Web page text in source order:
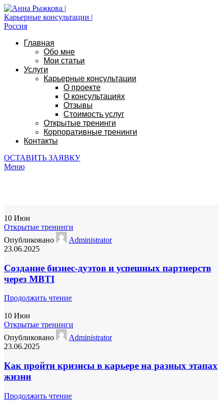
Главная
Обо мне
Мои статьи
Услуги
Карьерные консультации
О проекте
О консультациях
Отзывы
Стоимость услуг
Открытые тренинги
Корпоративные тренинги
Контакты
ОСТАВИТЬ ЗАЯВКУ
Меню
10 Июн
Открытые тренинги
Опубликовано
Administrator
23.06.2025
Создание бизнес-дуэтов и успешных партнерств
через MBTI
Продолжить чтение
10 Июн
Открытые тренинги
Опубликовано
Administrator
23.06.2025
Как пройти кризисы в карьере на разных этапах
жизни
Продолжить чтение